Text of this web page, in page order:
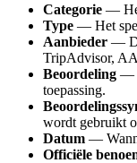
Categorie —
Type — Het
Aanbieder —
TripAdvisor,
Beoordeling —
toepassing.
wordt gebruikt
Datum —
Officiële